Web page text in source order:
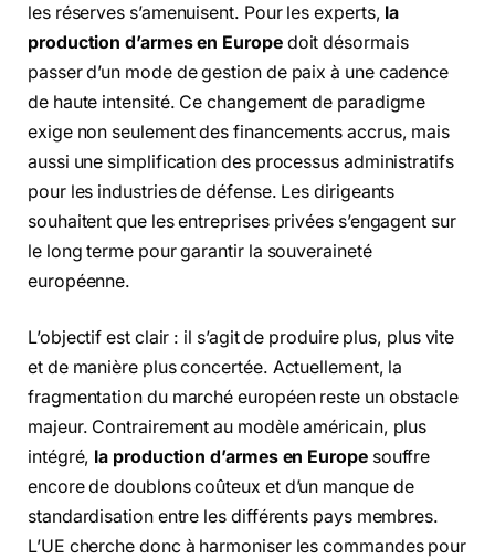
les réserves s’amenuisent. Pour les experts, la
production d’armes en Europedoit désormais
passer d’un mode de gestion de paix à une cadence
de haute intensité. Ce changement de paradigme
exige non seulement des financements accrus, mais
aussi une simplification des processus administratifs
pour les industries de défense. Les dirigeants
souhaitent que les entreprises privées s’engagent sur
le long terme pour garantir la souveraineté
européenne.
L’objectif est clair : il s’agit de produire plus, plus vite
et de manière plus concertée. Actuellement, la
fragmentation du marché européen reste un obstacle
majeur. Contrairement au modèle américain, plus
intégré, la production d’armes en Europesouffre
encore de doublons coûteux et d’un manque de
standardisation entre les différents pays membres.
L’UE cherche donc à harmoniser les commandes pour